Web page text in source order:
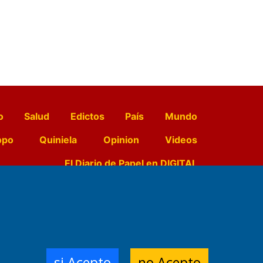
Salud Edictos País
Mundo
Quiniela Opinion
Videos
El Diario de Papel en DIGITAL